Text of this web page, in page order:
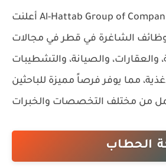
الشاغرة في قطر في مجالات
والعقارات، والصيانة، والتشطيبات
مما يوفر فرصاً مميزة للباحثين
الحطاب